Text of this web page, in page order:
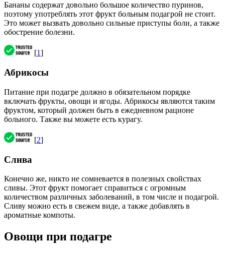
Бананы содержат довольно большое количество пуринов,
поэтому употреблять этот фрукт больным подагрой не стоит.
Это может вызвать довольно сильные приступы боли, а также
обострение болезни.
[1]
Абрикосы
Питание при подагре должно в обязательном порядке
включать фрукты, овощи и ягоды. Абрикосы являются таким
фруктом, который должен быть в ежедневном рационе
больного. Также вы можете есть курагу.
[2]
Слива
Конечно же, никто не сомневается в полезных свойствах
сливы. Этот фрукт помогает справиться с огромным
количеством различных заболеваний, в том числе и подагрой.
Сливу можно есть в свежем виде, а также добавлять в
ароматные компоты.
Овощи при подагре